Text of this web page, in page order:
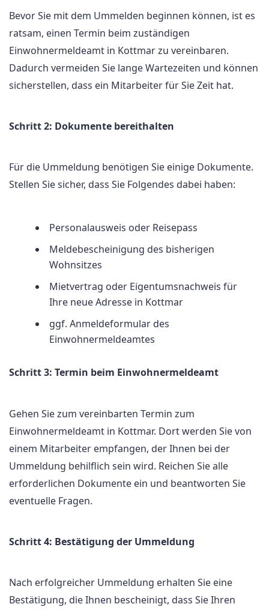
Bevor Sie mit dem Ummelden beginnen können, ist es
ratsam, einen Termin beim zuständigen
Einwohnermeldeamt in Kottmar zu vereinbaren.
Dadurch vermeiden Sie lange Wartezeiten und können
sicherstellen, dass ein Mitarbeiter für Sie Zeit hat.
Schritt 2: Dokumente bereithalten
Für die Ummeldung benötigen Sie einige Dokumente.
Stellen Sie sicher, dass Sie Folgendes dabei haben:
Personalausweis oder Reisepass
Meldebescheinigung des bisherigen
Wohnsitzes
Mietvertrag oder Eigentumsnachweis für
Ihre neue Adresse in Kottmar
ggf. Anmeldeformular des
Einwohnermeldeamtes
Schritt 3: Termin beim Einwohnermeldeamt
Gehen Sie zum vereinbarten Termin zum
Einwohnermeldeamt in Kottmar. Dort werden Sie von
einem Mitarbeiter empfangen, der Ihnen bei der
Ummeldung behilflich sein wird. Reichen Sie alle
erforderlichen Dokumente ein und beantworten Sie
eventuelle Fragen.
Schritt 4: Bestätigung der Ummeldung
Nach erfolgreicher Ummeldung erhalten Sie eine
Bestätigung, die Ihnen bescheinigt, dass Sie Ihren